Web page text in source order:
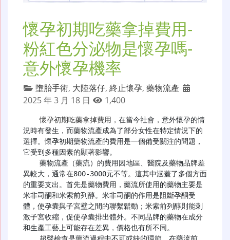
懷孕初期吃藥拿掉費用-
粉紅色分泌物是懷孕嗎-
意外懷孕機率
墮胎手術, 大陸落仔, 終止懷孕, 藥物流產
2025 年 3 月 18 日
1,400
懷孕初期吃藥拿掉費用 ，在當今社會，意外懷孕的情
況時有發生，而藥物流產成為了部分女性在特定情況下的
選擇。懷孕初期藥物流產的費用是一個備受關注的問題，
它受到多種因素的顯著影響。
異較大，通常在800-3000元不等。這其中涵蓋了多個方面
的重要支出。首先是藥物費用，藥流所使用的藥物主要是
米非司酮和米索前列醇。米非司酮的作用是阻斷孕酮受
體，使孕囊與子宮壁之間的聯繫鬆動；米索前列醇則能刺
激子宮收縮，促使孕囊排出體外。不同品牌的藥物在成分
和生產工藝上可能存在差異，價格也有所不同。